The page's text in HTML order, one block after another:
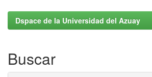
Dspace de la Universidad del Azuay
Buscar